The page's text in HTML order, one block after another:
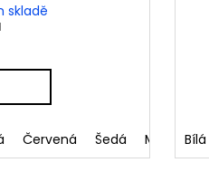
skladě
Červená Šedá Mandlová
Bílá